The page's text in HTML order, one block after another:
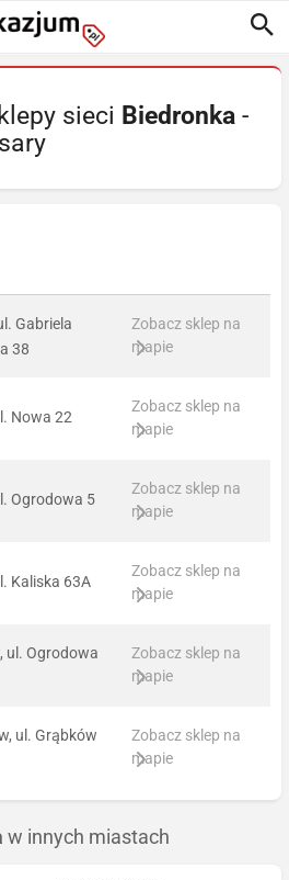
sieci Biedronka -
Gabriela
38
Zobacz sklep na
mapie
Nowa 22
Zobacz sklep na
mapie
Ogrodowa 5
Zobacz sklep na
mapie
Kaliska 63A
Zobacz sklep na
mapie
ul. Ogrodowa
Zobacz sklep na
mapie
ul. Grąbków
Zobacz sklep na
mapie
w innych miastach